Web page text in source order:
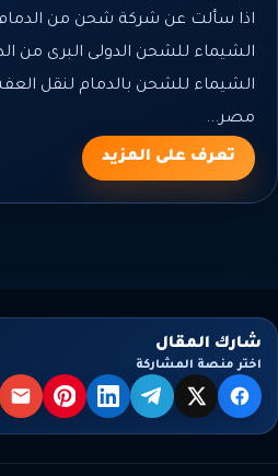
اذا سألت عن شركة شحن من
الشيماء للشحن الدولى البرى من
الشيماء للشحن بالدمام لنقل
مصر...
تعرف على المزيد
شارك المقال
اختر منصة المشاركة
فيسبوك
X تيليجراملينكدإنبنترست